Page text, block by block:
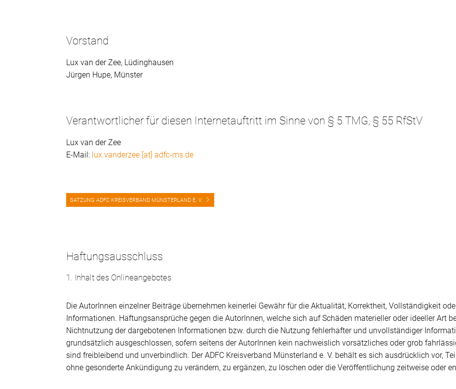
Vorstand
Lux van der Zee, Lüdinghausen
Jürgen Hupe, Münster
Verantwortlicher für diesen Internetauftritt im Sinne von § 5 TMG, § 55 RfStV
Lux van der Zee
E-Mail: lux.vanderzee [at] adfc-ms.de
SATZUNG ADFC KREISVERBAND MÜNSTERLAND E. V.
Haftungsausschluss
1. Inhalt des Onlineangebotes
Die AutorInnen einzelner Beiträge übernehmen keinerlei Gewähr für die Aktualität, Korrektheit, Vollständigkeit
Informationen. Haftungsansprüche gegen die AutorInnen, welche sich auf Schäden materieller oder ideeller Art
Nichtnutzung der dargebotenen Informationen bzw. durch die Nutzung fehlerhafter und unvollständiger
grundsätzlich ausgeschlossen, sofern seitens der AutorInnen kein nachweislich vorsätzliches oder grob
sind freibleibend und unverbindlich. Der ADFC Kreisverband Münsterland e. V. behält es sich ausdrücklich vor,
ohne gesonderte Ankündigung zu verändern, zu ergänzen, zu löschen oder die Veröffentlichung zeitweise oder